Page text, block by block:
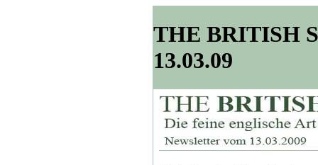
THE BRITISH
13.03.09